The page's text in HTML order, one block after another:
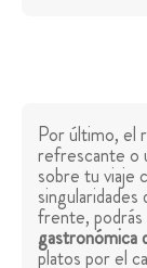
Por último, el
refrescante o
sobre tu viaje
frente, podrás
gastronómica
platos por el